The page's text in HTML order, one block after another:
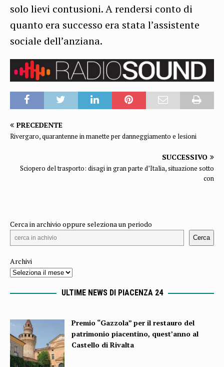
solo lievi contusioni. A rendersi conto di
quanto era successo era stata l’assistente
sociale dell’anziana.
PRECEDENTE
Rivergaro, quarantenne in manette per danneggiamento e lesioni
SUCCESSIVO
Sciopero del trasporto: disagi in gran parte d’Italia, situazione sotto
con
Cerca in archivio oppure seleziona un periodo
Cerca
Archivi
ULTIME NEWS DI PIACENZA 24
Premio “Gazzola” per il restauro del
patrimonio piacentino, quest’anno al
Castello di Rivalta